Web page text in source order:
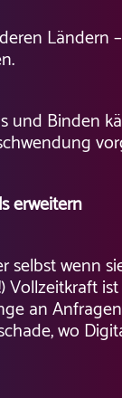
Ländern
Binden
erweitern
wenn
an
wo